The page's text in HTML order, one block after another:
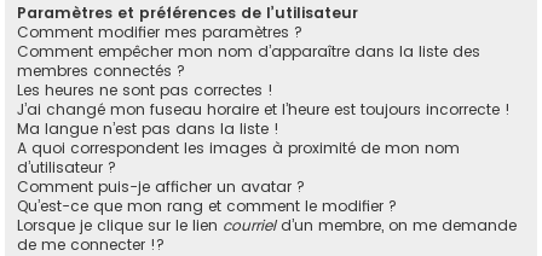
Paramètres et préférences de l’utilisateur
Comment modifier mes paramètres ?
Comment empêcher mon nom d’apparaître dans la liste des
membres connectés ?
Les heures ne sont pas correctes !
J’ai changé mon fuseau horaire et l’heure est toujours incorrecte !
Ma langue n’est pas dans la liste !
A quoi correspondent les images à proximité de mon nom
d’utilisateur ?
Comment puis-je afficher un avatar ?
Qu’est-ce que mon rang et comment le modifier ?
Lorsque je clique sur le lien courrield’un membre, on me demande
de me connecter !?